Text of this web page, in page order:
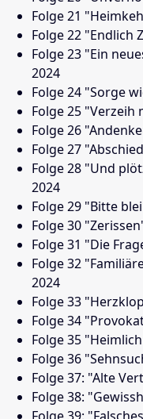
Folge 21
Folge 22 "Endlich
Folge 23 "Ein
2024
Folge 24 "Sorge
Folge 25 "Verzeih
Folge 26
Folge 27
Folge 28 "Und
2024
Folge 29 "Bitte
Folge 30
Folge 31 "Die
Folge 32
2024
Folge 33
Folge 34
Folge 35
Folge 36
Folge 37: "Alte
Folge 38: